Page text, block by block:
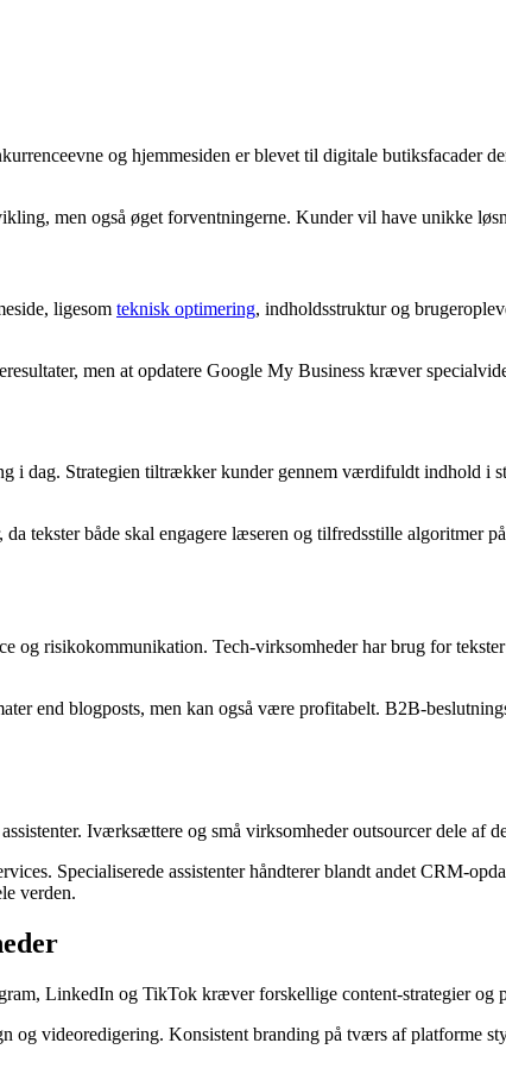
og hjemmesiden er blevet til digitale butiksfacader
men også øget forventningerne. Kunder vil have unikke
ligesom teknisk optimering, indholdsstruktur og
men at opdatere Google My Business kræver
i dag. Strategien tiltrækker kunder gennem værdifuldt indhold i
tekster både skal engagere læseren og tilfredsstille algoritmer
og risikokommunikation. Tech-virksomheder har brug for
end blogposts, men kan også være profitabelt. B2B-
Iværksættere og små virksomheder outsourcer dele af
Specialiserede assistenter håndterer blandt andet CRM-
verden.
LinkedIn og TikTok kræver forskellige content-strategier
videoredigering. Konsistent branding på tværs af platforme